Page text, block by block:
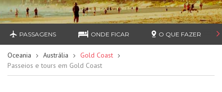
PASSAGENS ONDE FICAR O QUE FAZER
Oceania Austrália
Gold Coast
Passeios e tours em Gold Coast